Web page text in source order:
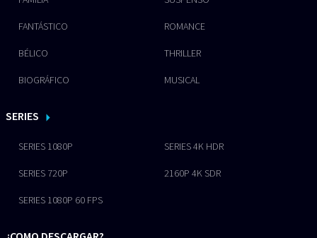
FANTÁSTICO ROMANCE
BÉLICO THRILLER
BIOGRÁFICO MUSICAL
SERIES
SERIES 1080P SERIES 4K HDR
SERIES 720P 2160P 4K SDR
SERIES 1080P 60 FPS